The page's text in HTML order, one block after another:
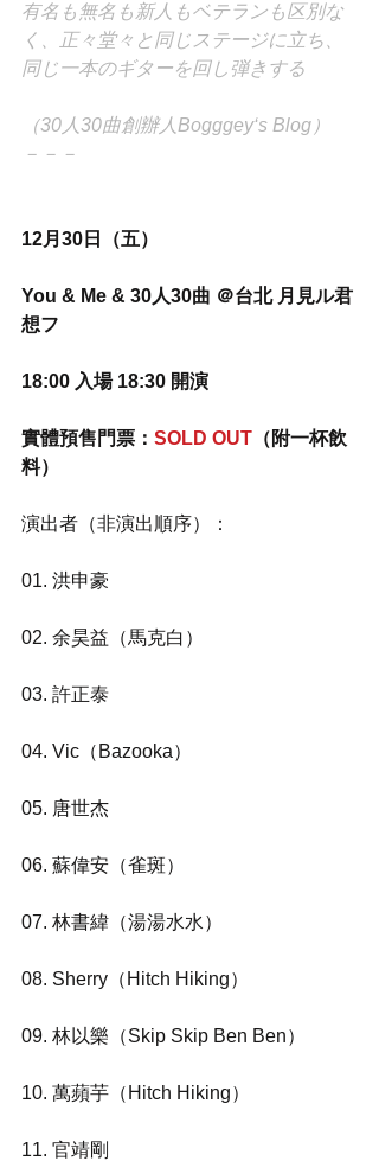
有名も無名も新人もベテランも区別な
く、正々堂々と同じステージに立ち、
同じ一本のギターを回し弾きする
（30人30曲創辦人Bogggey‘s Blog）
－－－
12月30日（五）
You & Me & 30人30曲 ＠台北 月見ル君
想フ
18:00 入場 18:30 開演
實體預售門票： SOLD OUT （附一杯飲
料）
演出者（非演出順序）：
01. 洪申豪
02. 余昊益（馬克白）
03. 許正泰
04. Vic（Bazooka）
05. 唐世杰
06. 蘇偉安（雀斑）
07. 林書緯（湯湯水水）
08. Sherry（Hitch Hiking）
09. 林以樂（Skip Skip Ben Ben）
10. 萬蘋芋（Hitch Hiking）
11. 官靖剛